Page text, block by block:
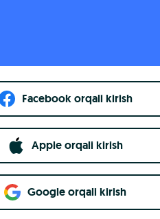
Facebook orqali kirish​
Apple orqali kirish
Goo​g​le orqali kirish